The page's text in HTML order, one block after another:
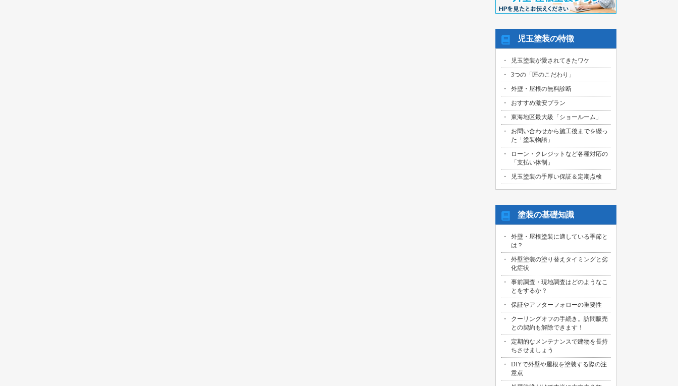
名古屋市中川区のお客様より、雨漏れ修
2026/08/01
名古屋市名東区のお客様より、換気ファ
2026/08/01
名古屋市東区のお客様より、外壁その他
塗装工事の御見積依頼を頂きました！
2026/08/01
名古屋市天白区のお客様より、屋根外壁
その他塗装、ベランダ防水工事の御見積
依頼を頂きました！
2026/07/31
名古屋市東区のお客様より、原状回復工
事の御見積依頼を頂きました！
2026/07/31
2026/07/31
塗装工事の御見積依頼を頂きました！
2026/07/31
名古屋市守山区のお客様より、屋根塗装
工事の御見積依頼を頂きました！
2026/07/29
愛知県知多市のお客様より、外壁塗装・
ベランダ防水工事の御見積依頼を頂きま
した！
2026/07/29
名古屋市中川区のお客様より、外壁その
他塗装工事の御見積依頼を頂きました！
2026/07/31
海部郡大治町のお客様より、屋根・外壁
児玉塗装の特徴
児玉塗装が愛されてきたワケ
3つの「匠のこだわり」
外壁・屋根の無料診断
おすすめ激安プラン
東海地区最大級「ショールーム」
お問い合わせから施工後までを綴っ
た「塗装物語」
ローン・クレジットなど各種対応の
「支払い体制」
児玉塗装の手厚い保証＆定期点検
塗装の基礎知識
外壁・屋根塗装に適している季節と
は？
外壁塗装の塗り替えタイミングと劣
化症状
事前調査・現地調査はどのようなこ
とをするか？
保証やアフターフォローの重要性
クーリングオフの手続き。訪問販売
との契約も解除できます！
定期的なメンテナンスで建物を長持
ちさせましょう
DIYで外壁や屋根を塗装する際の注
意点